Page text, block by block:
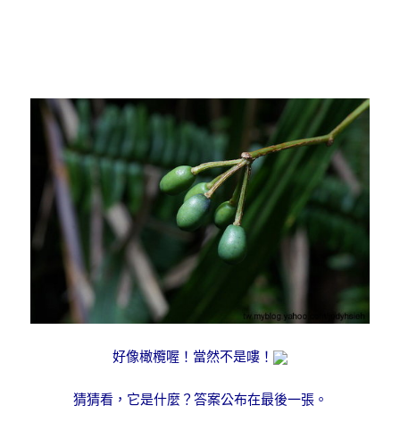
好像橄欖喔！當然不是嘍！
猜猜看，它是什麼？答案公布在最後一張。